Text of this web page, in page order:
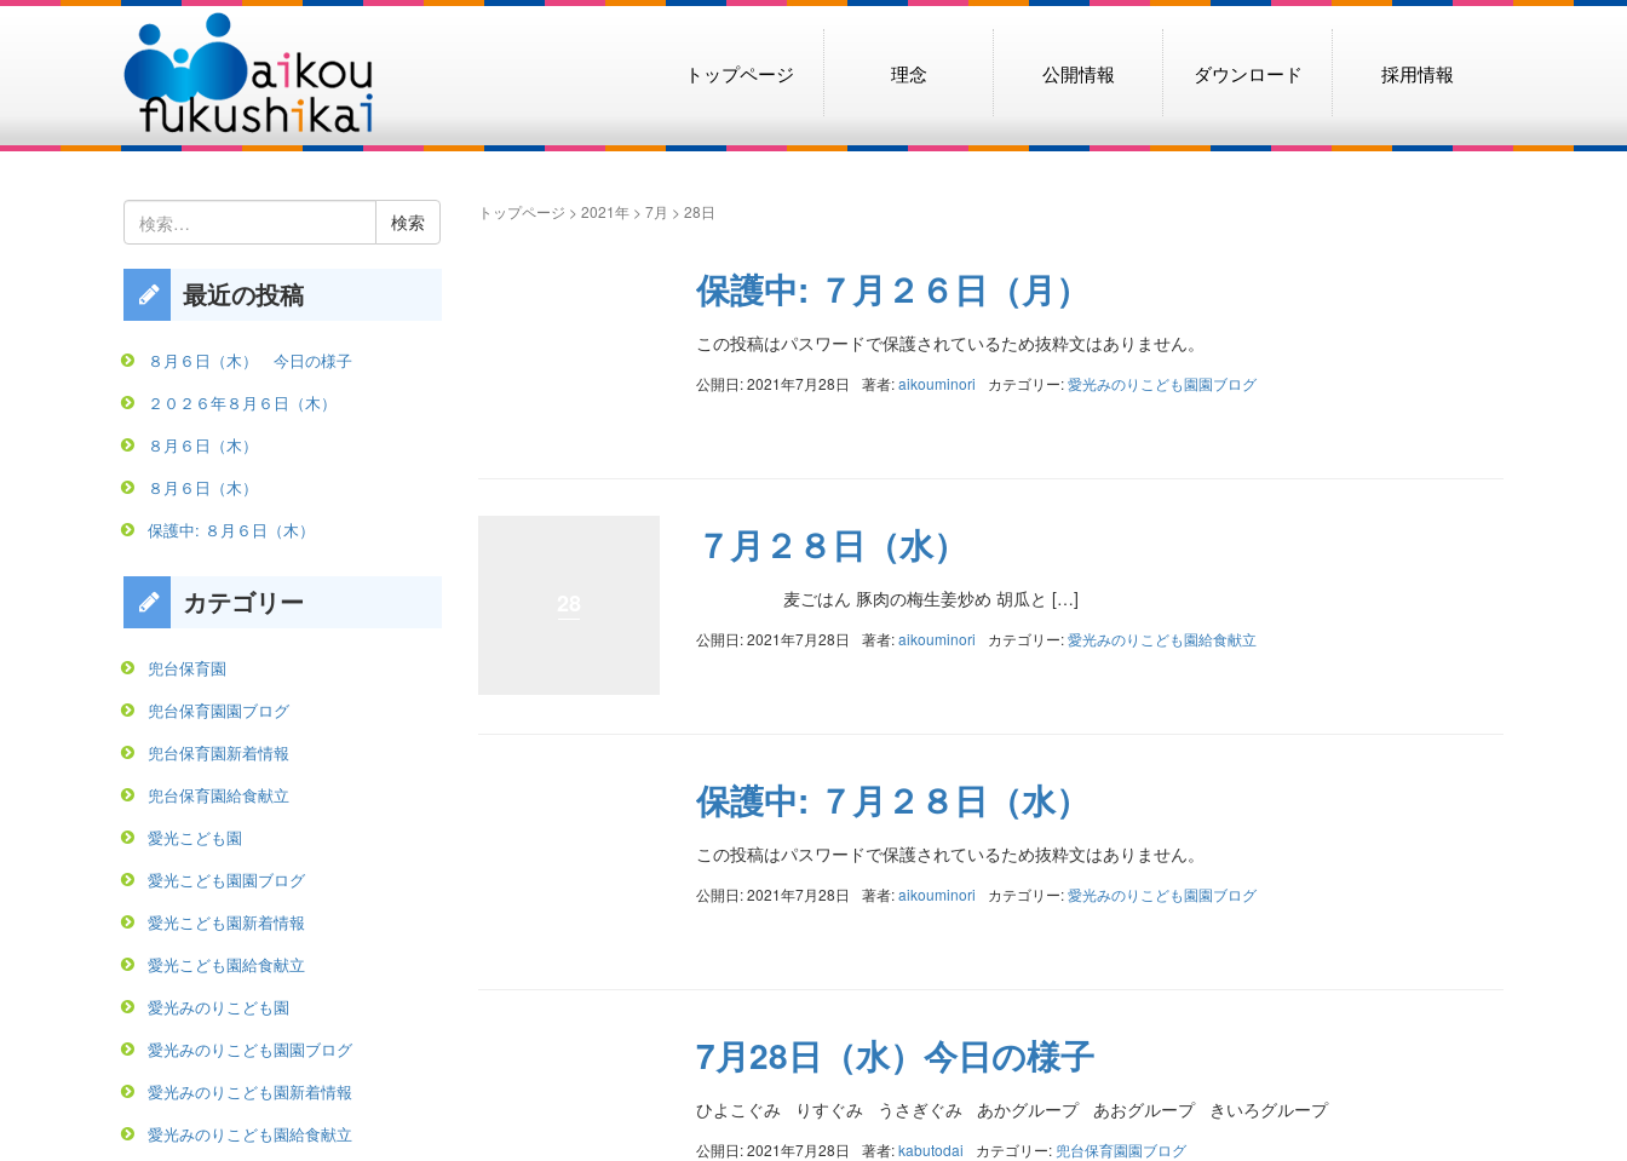
トップページ 理念 公開情報 ダウンロード 採用情報
トップページ > 2021年> 7月 > 28日
保護中: ７月２６日（月）
この投稿はパスワードで保護されているため抜粋文はありません。
公開日: 2021年7月28日 著者:aikouminori カテゴリー:愛光みのりこども園園ブログ
７月２８日（水）
麦ごはん 豚肉の梅生姜炒め 胡瓜と […]
公開日: 2021年7月28日 著者:aikouminori カテゴリー:愛光みのりこども園給食献立
保護中: ７月２８日（水）
この投稿はパスワードで保護されているため抜粋文はありません。
公開日: 2021年7月28日 著者:aikouminori カテゴリー:愛光みのりこども園園ブログ
7月28日（水）今日の様子
ひよこぐみ りすぐみ うさぎぐみ あかグループ あおグループ きいろグループ
公開日: 2021年7月28日 著者:kabutodai カテゴリー: 兜台保育園園ブログ
検
索:
最近の投稿
８月６日（木） 今日の様子
２０２６年８月６日（木）
８月６日（木）
８月６日（木）
保護中: ８月６日（木）
カテゴリー
兜台保育園
兜台保育園園ブログ
兜台保育園新着情報
兜台保育園給食献立
愛光こども園
愛光こども園園ブログ
愛光こども園新着情報
愛光こども園給食献立
愛光みのりこども園
愛光みのりこども園園ブログ
愛光みのりこども園新着情報
愛光みのりこども園給食献立